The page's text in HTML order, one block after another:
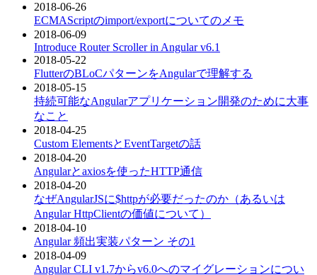
2018-06-26
ECMAScriptのimport/exportについてのメモ
2018-06-09
Introduce Router Scroller in Angular v6.1
2018-05-22
FlutterのBLoCパターンをAngularで理解する
2018-05-15
持続可能なAngularアプリケーション開発のために大事
なこと
2018-04-25
Custom ElementsとEventTargetの話
2018-04-20
Angularとaxiosを使ったHTTP通信
2018-04-20
なぜAngularJSに$httpが必要だったのか（あるいは
Angular HttpClientの価値について）
2018-04-10
Angular 頻出実装パターン その1
2018-04-09
Angular CLI v1.7からv6.0へのマイグレーションについ